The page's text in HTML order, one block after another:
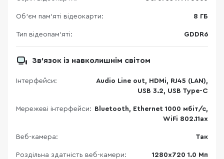
Об’єм пам’яті відеокарти: 8 ГБ
Тип відеопам’яті: GDDR6
Зв’язок із навколишнім світом
Інтерфейси:
Audio Line out, HDMi, RJ45 (LAN),
USB 3.2, USB Type-C
Мережеві інтерфейси: Bluetooth, Ethernet 1000 мбіт/с,
WiFi 802.11ax
Веб-камера: Так
Роздільна здатність веб-камери: 1280х720 1.0 Мп